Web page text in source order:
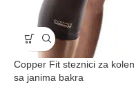
Copper Fit steznici za
sa janima bakra